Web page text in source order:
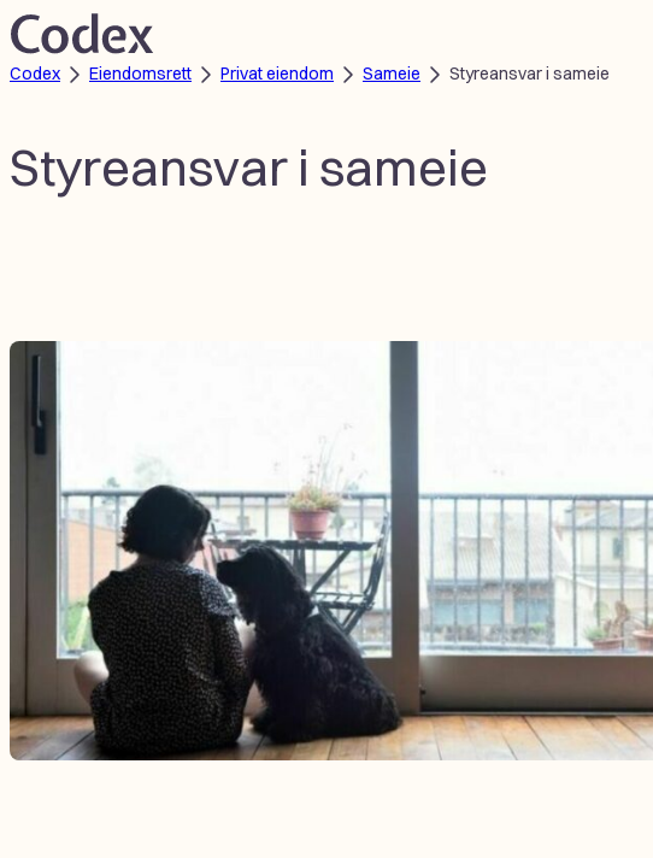
Hopp
til
innhold
Codex Eiendomsrett Privat eiendom Sameie Styreansvar i sameie
Styreansvar i sameie